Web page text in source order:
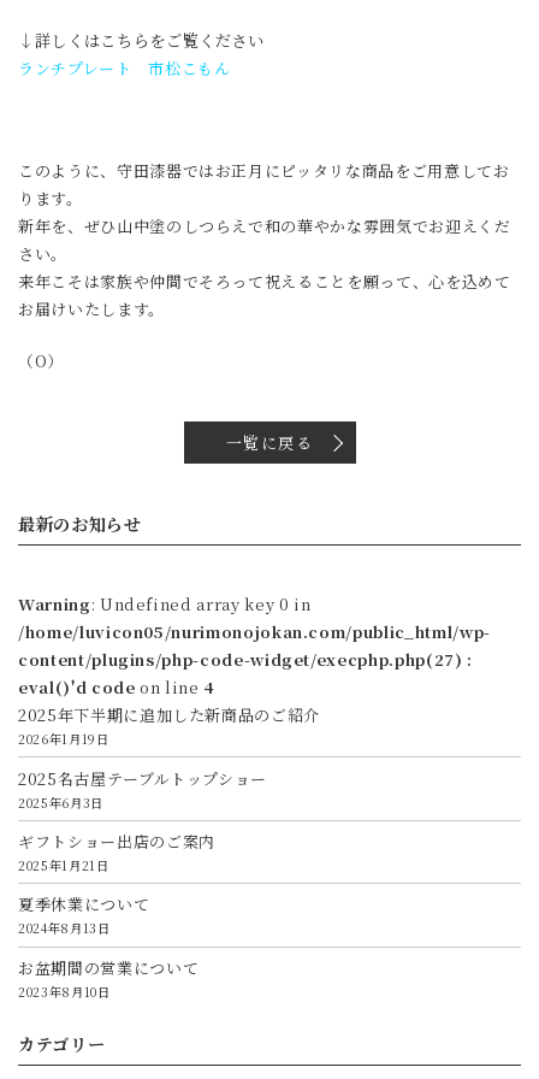
↓詳しくはこちらをご覧ください
ランチプレート 市松こもん
このように、守田漆器ではお正月にピッタリな商品をご用意してお
ります。
新年を、ぜひ山中塗のしつらえで和の華やかな雰囲気でお迎えくだ
さい。
来年こそは家族や仲間でそろって祝えることを願って、心を込めて
お届けいたします。
（O）
一覧に戻る
最新のお知らせ
Warning: Undefined array key 0 in
/home/luvicon05/nurimonojokan.com/public_html/wp-
content/plugins/php-code-widget/execphp.php(27) :
eval()'d code on line 4
2025年下半期に追加した新商品のご紹介
2026年1月19日
2025名古屋テーブルトップショー
2025年6月3日
ギフトショー出店のご案内
2025年1月21日
夏季休業について
2024年8月13日
お盆期間の営業について
2023年8月10日
カテゴリー